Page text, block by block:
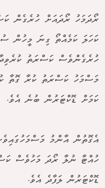
ރޯދަމަހު ރޯދައަށް ހުރެގެން
ކަހަލަ ކަމެއްތޯ ގިނަ މީހުން
ހުރެގެންވެސް ކަސްރަތު
މަސްމަހު ކަސްރަތު ކުރާ ގޮތާ
ކަމަށް ޑޮކްޓަރުން ބުނެ އެވެ.
އެގޮތުން އާންމު
ހުއްޓާ ނުލާ ރޯދަ މަހުވެސް
ޑޮކްޓަރުން ލަފާދެ އެވެ.